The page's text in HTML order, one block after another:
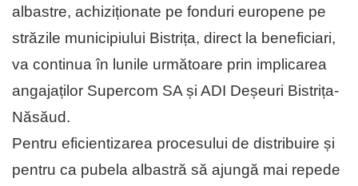
albastre, achiziționate pe fonduri europene pe
străzile municipiului Bistrița, direct la beneficiari,
va continua în lunile următoare prin implicarea
angajaților Supercom SA și ADI Deșeuri Bistrița-
Năsăud.
Pentru eficientizarea procesului de distribuire și
pentru ca pubela albastră să ajungă mai repede